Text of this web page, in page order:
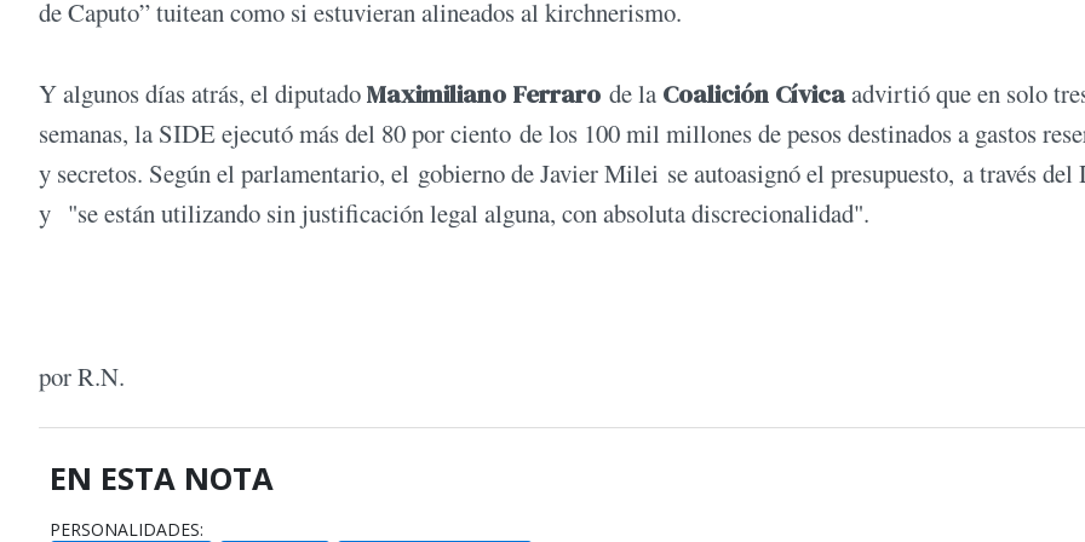
de Caputo” tuitean como si estuvieran alineados al kirchnerismo.
Y algunos días atrás, el diputadoMaximiliano Ferraro de la Coalición Cívicaadvirtió que en solo
semanas, la SIDE ejecutó más del 80 por ciento de los 100 mil millones de pesos destinados a gastos
y secretos. Según el parlamentario, el gobierno de Javier Milei se autoasignó el presupuesto, a través del
y "se están utilizando sin justificación legal alguna, con absoluta discrecionalidad".
por R.N.
EN ESTA NOTA
PERSONALIDADES: